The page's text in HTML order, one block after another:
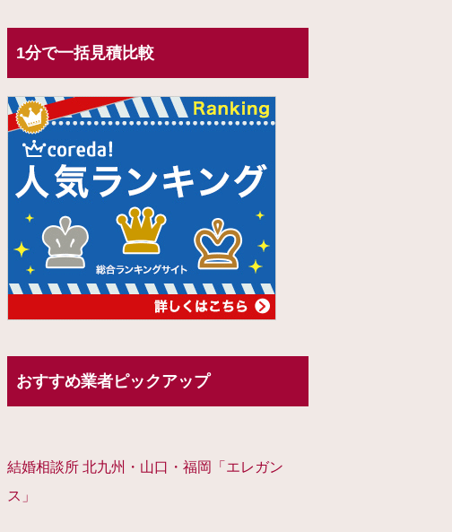
1分で一括見積比較
おすすめ業者ピックアップ
結婚相談所 北九州・山口・福岡「エレガン
ス」